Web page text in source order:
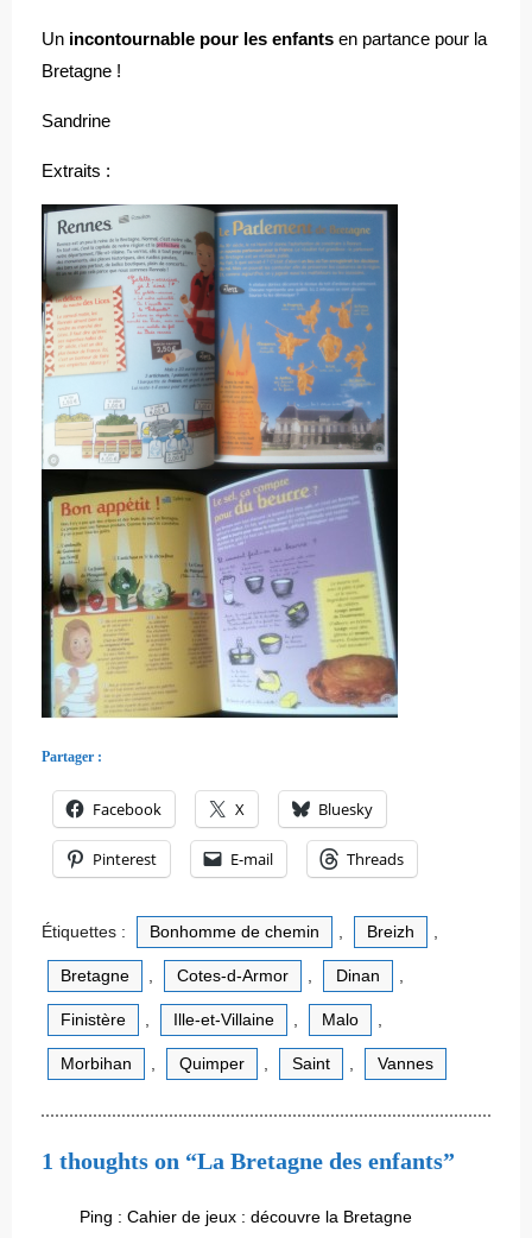
Un incontournable pour les enfants en partance pour la
Bretagne !
Sandrine
Extraits :
Partager :
Facebook X Bluesky
Pinterest E-mail Threads
Étiquettes : Bonhomme de chemin Breizh
Bretagne Cotes-d-Armor Dinan
Finistère Ille-et-Villaine Malo
Morbihan Quimper Saint Vannes
1 thoughts on “La Bretagne des enfants”
Ping : Cahier de jeux : découvre la Bretagne